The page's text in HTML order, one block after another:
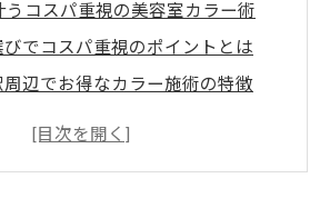
うコスパ重視の美容室カラー術
びでコスパ重視のポイントとは
辺でお得なカラー施術の特徴
ラー料金の違いを徹底比較